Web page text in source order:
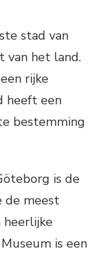
stad van
van het land.
rijke
heeft een
bestemming
is de
de meest
heerlijke
is een